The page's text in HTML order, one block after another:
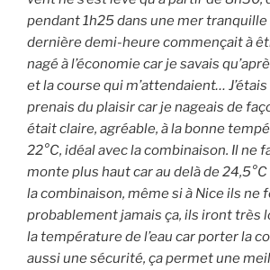
pendant 1h25 dans une mer
dernière demi-heure commençait à
nagé à l’économie car je savais
et la course qui m’attendaient…
prenais du plaisir car je nageais de
était claire, agréable, à la bonne
22°C, idéal avec la combinaison. Il ne
monte plus haut car au delà de
la combinaison, même si à Nice ils ne
probablement jamais ça, ils iront très
la température de l’eau car porter la
aussi une sécurité, ça permet une